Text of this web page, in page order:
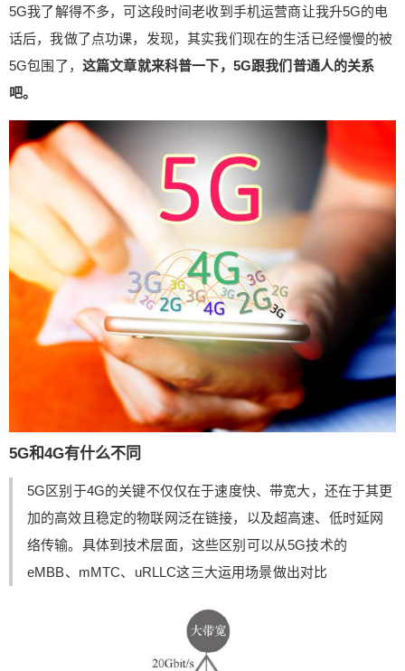
5G我了解得不多，可这段时间老收到手机运营商让我升5G的电
话后，我做了点功课，发现，其实我们现在的生活已经慢慢的被
5G包围了， 这篇文章就来科普一下，5G跟我们普通人的关系
吧。
5G和4G有什么不同
5G区别于4G的关键不仅仅在于速度快、带宽大，还在于其更
加的高效且稳定的物联网泛在链接，以及超高速、低时延网
络传输。具体到技术层面，这些区别可以从5G技术的
eMBB、mMTC、uRLLC这三大运用场景做出对比
时代主要针对移动通话、视频、文字传输等偏向消
费者运用而设定的技术。可4G并没有对物联网场景
制定统一的标准，导致设备沟通之间有障碍，mMT
够连接设备的广度以及宽度，需要保持连接的数据
量大、支持高并发和多通道数据传输处理等能力。
这部分业务是区别于eMBB场景运用对于通信你呢
个类需求的另外一个领域。 当下的场景代表：智慧
城市、智能环保。 uRRLC技术是针对自动驾驶、远
程医疗手术等对数据传输速率以及反映灵敏性要求
比价高的领域而设定的。因为自动驾驶需要反映灵
敏的识别障碍并躲避障碍、手术机器人是给人做手
术的，需要高标准的灵敏度和准确性。 从通信角度
看，这三项技术各有所长，最终的目的都在于信号
的处理及传输，对于这几项技术能够真正赋能的产
业而言，更多的还在于这一产业领域里面的玩家更
擅长于使用哪种技术、倾向于选择哪种技术。 一张
图说明：5G能带来哪些改变？ 图片来自《5G为人
工智能与 工业互联网赋能》 1G-4G的主要服务对象
是人，而5G的到来，作为基础网络设施不仅仅是为
人服务，还为物服务、为社会服务。 5G能给大家带
来哪些改变？ 图片来自《5G为人工智能与工业互联
网赋能》 在娱乐方面：5G将推动视频、游戏等应用
清视频等新应用不可或缺的网络支持； 在学习方
面：实现远程教育、VR/AR技术进入虚拟教室并与
推动了远程教育的提前实现，只不过还没有涉及到
全景式交流，但现在买房、客户看房已经开始AR看